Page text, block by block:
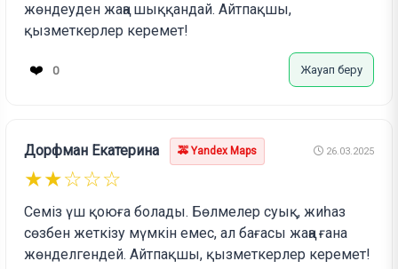
жөндеуден жаңа шыққандай. Айтпақшы,
қызметкерлер керемет!
❤️ 0 Жауап беру
Дорфман Екатерина 🚕 Yandex Maps 26.03.2025
★★☆☆☆
Семіз үш қоюға болады. Бөлмелер суық, жиһаз
сөзбен жеткізу мүмкін емес, ал бағасы жаңа ғана
жөнделгендей. Айтпақшы, қызметкерлер керемет!